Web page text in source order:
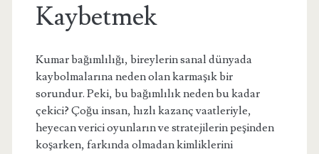
Kaybetmek
Kumar bağımlılığı, bireylerin sanal dünyada
kaybolmalarına neden olan karmaşık bir
sorundur. Peki, bu bağımlılık neden bu kadar
çekici? Çoğu insan, hızlı kazanç vaatleriyle,
heyecan verici oyunların ve stratejilerin peşinden
koşarken, farkında olmadan kimliklerini